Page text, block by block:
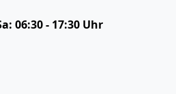
06:30 - 17:30 Uhr